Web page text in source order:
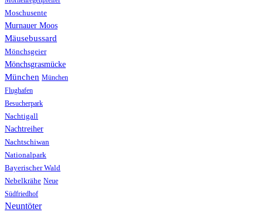
Moschusente
Murnauer Moos
Mäusebussard
Mönchsgeier
Mönchsgrasmücke
München München
Flughafen
Besucherpark
Nachtigall
Nachtreiher
Nachtschiwan
Nationalpark
Bayerischer Wald
Nebelkrähe Neue
Südfriedhof
Neuntöter